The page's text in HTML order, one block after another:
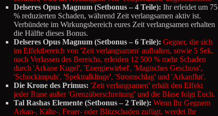
Delseres Opus Magnum (Setbonus – 4 Teile): Ihr erleidet um 75
% reduzierten Schaden, während Zeit verlangsamen aktiv ist.
Verbündete im Wirkungsbereich eures Zeit verlangsamen erhalten
die Hälfte dieses Bonus.
Delseres Opus Magnum (Setbonus – 6 Teile): Gegner, die sich
im Effektbereich von 'Zeit verlangsamen' aufhalten, sowie 5 Sek.
nach Verlassen des Bereichs, erleiden 12 500 % mehr Schaden
durch 'Arkane Kugel', 'Energiewirbel', 'Magisches Geschoss',
'Schockimpuls', 'Spektralklinge', 'Stromschlag' und 'Arkanflut'.
Die Krone des Primus: 'Zeit verlangsamen' erhält den Effekt
jeder Rune außer 'Grenzüberschreitung' und die Blase folgt Euch.
Tal Rashas Elemente (Setbonus – 2 Teile): Wenn Ihr Gegnern
Arkan-, Kälte-, Feuer- oder Blitzschaden zufügt, werdet Ihr